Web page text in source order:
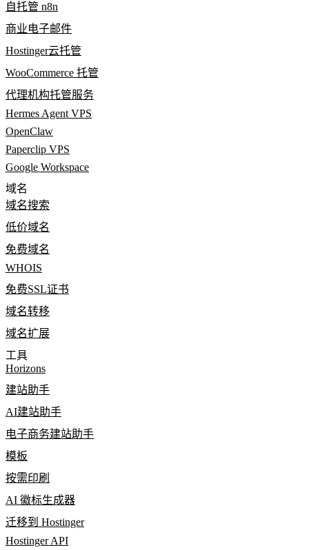
自托管 n8n
商业电子邮件
Hostinger云托管
WooCommerce 托管
代理机构托管服务
Hermes Agent VPS
OpenClaw
Paperclip VPS
Google Workspace
域名
域名搜索
低价域名
免费域名
WHOIS
免费SSL证书
域名转移
域名扩展
工具
Horizons
建站助手
AI建站助手
电子商务建站助手
模板
按需印刷
AI 徽标生成器
迁移到 Hostinger
Hostinger API